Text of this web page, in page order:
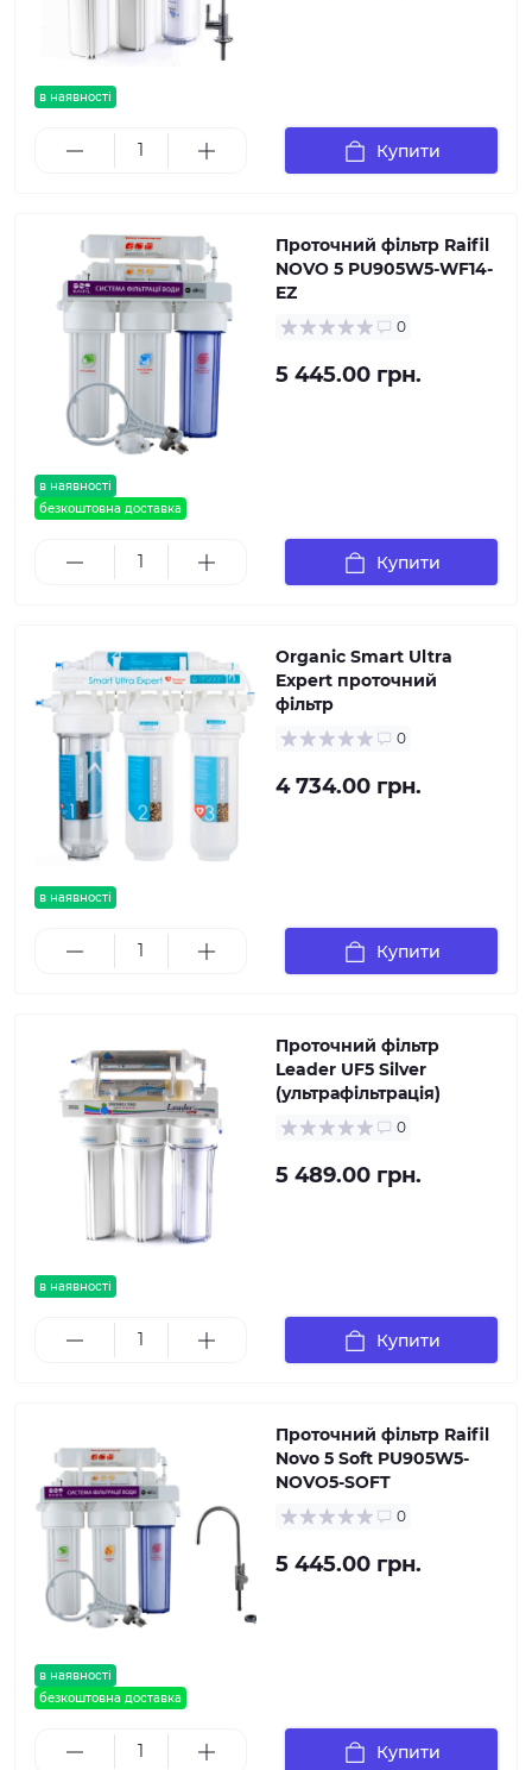
в наявності
Купити
в наявності
безкоштовна доставка
Проточний фільтр Raifil
NOVO 5 PU905W5-WF14-
EZ
0
5 445.00 грн.
Купити
в наявності
Organic Smart Ultra
Expert проточний
фільтр
0
4 734.00 грн.
Купити
в наявності
Проточний фільтр
Leader UF5 Silver
(ультрафільтрація)
0
5 489.00 грн.
Купити
в наявності
безкоштовна доставка
Проточний фільтр Raifil
Novo 5 Soft PU905W5-
NOVO5-SOFT
0
5 445.00 грн.
Купити